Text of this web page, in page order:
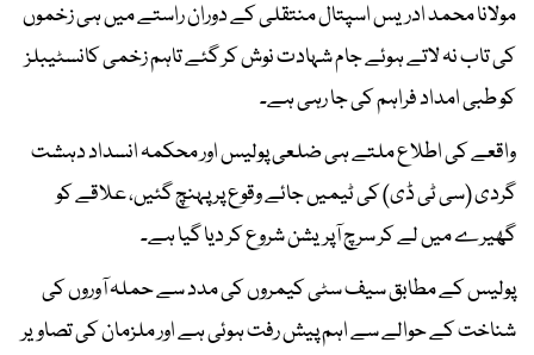
مولانا محمد ادریس اسپتال منتقلی کے دوران راستے میں ہی زخموں
کی تاب نہ لاتے ہوئے جام شہادت نوش کر گئے تاہم زخمی کانسٹیبلز
کو طبی امداد فراہم کی جا رہی ہے۔
واقعے کی اطلاع ملتے ہی ضلعی پولیس اور محکمہ انسداد دہشت
گردی (سی ٹی ڈی) کی ٹیمیں جائے وقوع پر پہنچ گئیں، علاقے کو
گھیرے میں لے کر سرچ آپریشن شروع کر دیا گیا ہے۔
پولیس کے مطابق سیف سٹی کیمروں کی مدد سے حملہ آوروں کی
شناخت کے حوالے سے اہم پیش رفت ہوئی ہے اور ملزمان کی تصاویر